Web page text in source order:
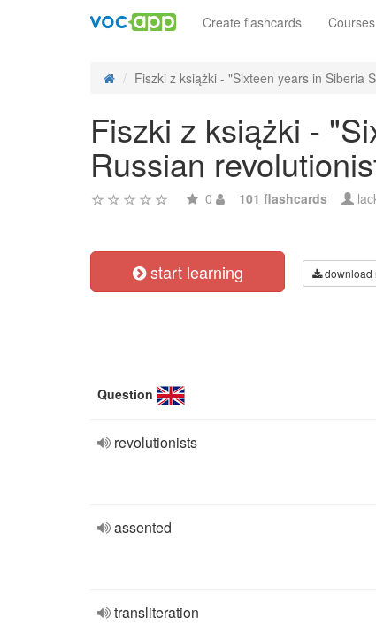
Create flashcards Courses
Fiszki z książki - "Sixteen years in Siberia
Fiszki z książki -
Russian
0 101 flashcards
start learning download
Question
revolutionists
assented
transliteration